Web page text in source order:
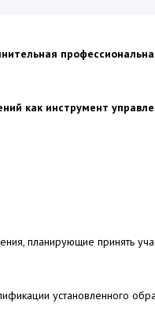
как инструмент
планирующие принять
установленного